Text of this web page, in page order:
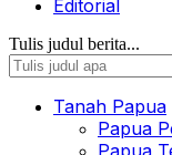
Editorial
Tulis judul berita...
Tanah Papua
Papua
Papua